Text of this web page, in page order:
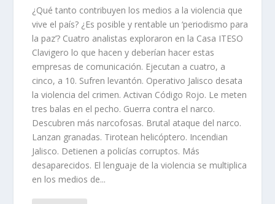
¿Qué tanto contribuyen los medios a la violencia que
vive el país? ¿Es posible y rentable un ‘periodismo para
la paz’? Cuatro analistas exploraron en la Casa ITESO
Clavigero lo que hacen y deberían hacer estas
empresas de comunicación. Ejecutan a cuatro, a
cinco, a 10. Sufren levantón. Operativo Jalisco desata
la violencia del crimen. Activan Código Rojo. Le meten
tres balas en el pecho. Guerra contra el narco.
Descubren más narcofosas. Brutal ataque del narco.
Lanzan granadas. Tirotean helicóptero. Incendian
Jalisco. Detienen a policías corruptos. Más
desaparecidos. El lenguaje de la violencia se multiplica
en los medios de...